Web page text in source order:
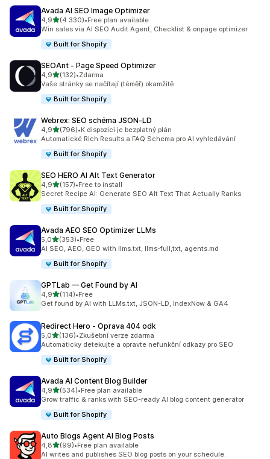
Avada AI SEO Image Optimizer
4,9z 5 hvězd
(4 330)
Celkový počet recenzí: 4330
•Free plan available
Win sales via AI SEO Audit Agent, Checklist & onpage optimizer
Built for Shopify
SEOAnt ‑ Page Speed Optimizer
4,9z 5 hvězd
(132)
Celkový počet recenzí: 132
•Zdarma
Vaše stránky se načítají (téměř) okamžitě
Built for Shopify
Webrex: SEO schéma JSON‑LD
4,9z 5 hvězd
(796)
Celkový počet recenzí: 796
•K dispozici je bezplatný plán
Automatické Rich Results a FAQ Schema pro AI vyhledávání
Built for Shopify
SEO HERO AI Alt Text Generator
4,9z 5 hvězd
(157)
Celkový počet recenzí: 157
•Free to install
Secret Recipe AI: Generate SEO Alt Text That Actually Ranks
Built for Shopify
Avada AEO SEO Optimizer LLMs
5,0z 5 hvězd
(353)
Celkový počet recenzí: 353
•Free
AI SEO, AEO, GEO with llms.txt, llms-full,txt, agents.md
Built for Shopify
GPTLab — Get Found by AI
4,9z 5 hvězd
(114)
Celkový počet recenzí: 114
•Free
Get found by AI with LLMs.txt, JSON-LD, IndexNow & GA4
Redirect Hero ‑ Oprava 404 odk
5,0z 5 hvězd
(136)
Celkový počet recenzí: 136
•Zkušební verze zdarma
Automaticky detekujte a opravte nefunkční odkazy pro SEO
Built for Shopify
Avada AI Content Blog Builder
4,9z 5 hvězd
(534)
Celkový počet recenzí: 534
•Free plan available
Grow traffic & ranks with SEO-ready AI blog content generator
Built for Shopify
Auto Blogs Agent AI Blog Posts
4,8z 5 hvězd
(99)
Celkový počet recenzí: 99
•Free plan available
AI writes and publishes SEO blog posts on your schedule.